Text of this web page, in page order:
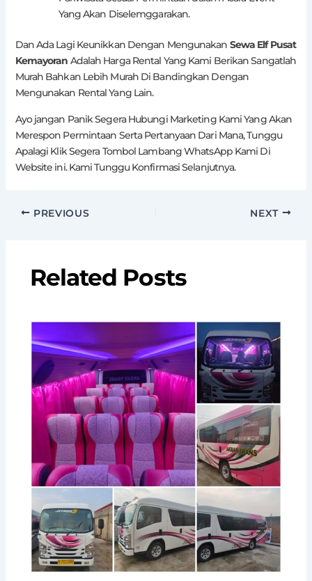
Yang Akan Diselemggarakan.
Dan Ada Lagi Keunikkan Dengan Mengunakan Sewa Elf Pusat
Kemayoran Adalah Harga Rental Yang Kami Berikan Sangatlah
Murah Bahkan Lebih Murah Di Bandingkan Dengan
Mengunakan Rental Yang Lain.
Ayo jangan Panik Segera Hubungi Marketing Kami Yang Akan
Merespon Permintaan Serta Pertanyaan Dari Mana, Tunggu
Apalagi Klik Segera Tombol Lambang WhatsApp Kami Di
Website ini. Kami Tunggu Konfirmasi Selanjutnya.
PREVIOUS NEXT
Related Posts